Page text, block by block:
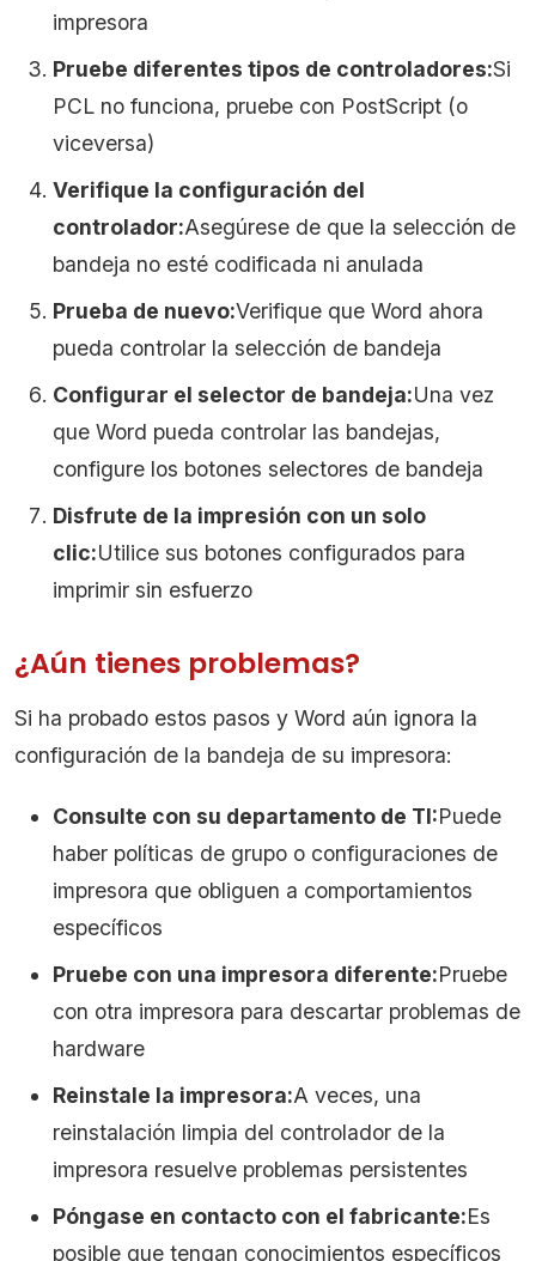
impresora
Pruebe diferentes tipos de controladores:Si
PCL no funciona, pruebe con PostScript (o
viceversa)
Verifique la configuración del
controlador:Asegúrese de que la selección de
bandeja no esté codificada ni anulada
Prueba de nuevo:Verifique que Word ahora
pueda controlar la selección de bandeja
Configurar el selector de bandeja:Una vez
que Word pueda controlar las bandejas,
configure los botones selectores de bandeja
Disfrute de la impresión con un solo
clic:Utilice sus botones configurados para
imprimir sin esfuerzo
¿Aún tienes problemas?
Si ha probado estos pasos y Word aún ignora la
configuración de la bandeja de su impresora:
Consulte con su departamento de TI:Puede
haber políticas de grupo o configuraciones de
impresora que obliguen a comportamientos
específicos
Pruebe con una impresora diferente:Pruebe
con otra impresora para descartar problemas de
hardware
Reinstale la impresora:A veces, una
reinstalación limpia del controlador de la
impresora resuelve problemas persistentes
Póngase en contacto con el fabricante:Es
posible que tengan conocimientos específicos